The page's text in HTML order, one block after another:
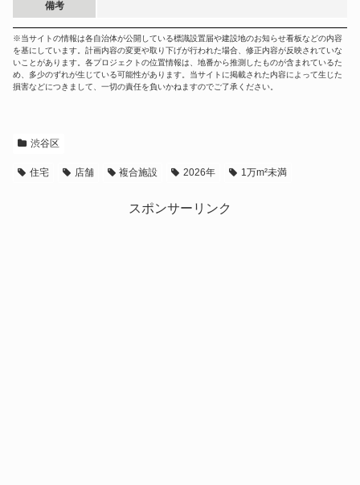
備考
※当サイトの情報は各自治体が公開している標識設置届や建設地のお知らせ看板などの内容
を基にしています。計画内容の変更や取り下げが行われた場合、修正内容が反映されていな
いことがあります。各プロジェクトの位置情報は、地番から推測したものが含まれているた
め、多少のずれが生じている可能性があります。当サイトに掲載された内容によって生じた
損害などにつきまして、一切の責任を負いかねますのでご了承ください。
渋谷区
住宅 店舗 複合施設 2026年 1万m²未満
スポンサーリンク